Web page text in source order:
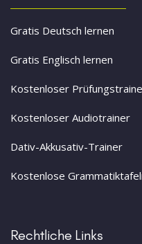
Gratis Deutsch lernen
Gratis Englisch lernen
Kostenloser
Kostenloser Audiotrainer
Dativ-Akkusativ-Trainer
Kostenlose
Rechtliche Links